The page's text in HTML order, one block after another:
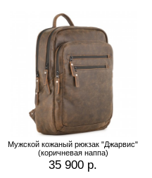
Мужской кожаный рюкзак "Джарвис"
(коричневая наппа)
35 900 р.